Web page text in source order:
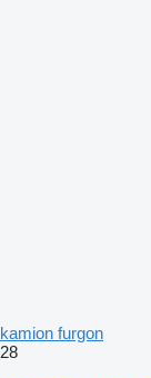
kamion furgon
28